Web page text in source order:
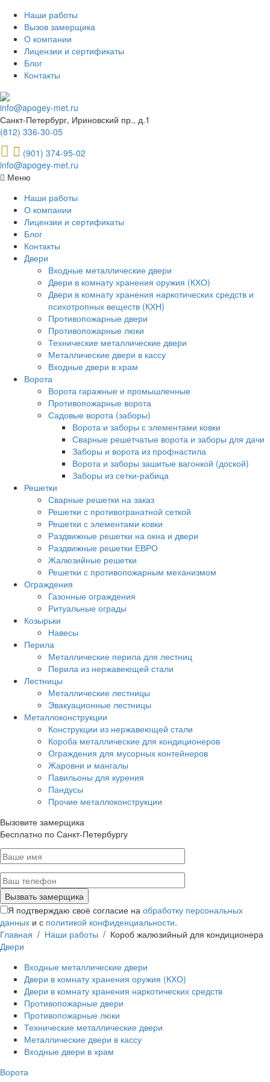
Наши работы
Вызов замерщика
О компании
Лицензии и сертификаты
Блог
Контакты
info@apogey-met.ru
Санкт-Петербург, Ириновский пр., д.1
(812) 336-30-05
(901) 374-95-02
info@apogey-met.ru
Меню
Наши работы
О компании
Лицензии и сертификаты
Блог
Контакты
Двери
Входные металлические двери
Двери в комнату хранения оружия (КХО)
Двери в комнату хранения наркотических средств и
психотропных веществ (КХН)
Противопожарные двери
Противопожарные люки
Технические металлические двери
Металлические двери в кассу
Входные двери в храм
Ворота
Ворота гаражные и промышленные
Противопожарные ворота
Садовые ворота (заборы)
Ворота и заборы с элементами ковки
Сварные решетчатые ворота и заборы для дачи
Заборы и ворота из профнастила
Ворота и заборы зашитые вагонкой (доской)
Заборы из сетки-рабица
Решетки
Сварные решетки на заказ
Решетки с противогранатной сеткой
Решетки с элементами ковки
Раздвижные решетки на окна и двери
Раздвижные решетки ЕВРО
Жалюзийные решетки
Решетки с противопожарным механизмом
Ограждения
Газонные ограждения
Ритуальные ограды
Козырьки
Навесы
Перила
Металлические перила для лестниц
Перила из нержавеющей стали
Лестницы
Металлические лестницы
Эвакуационные лестницы
Металлоконструкции
Конструкции из нержавеющей стали
Короба металлические для кондиционеров
Ограждения для мусорных контейнеров
Жаровни и мангалы
Павильоны для курения
Пандусы
Прочие металлоконструкции
Вызовите замерщика
Бесплатно по Санкт-Петербургу
Я подтверждаю своё согласие на обработку персональных
данных и с политикой конфиденциальности.
Главная / Наши работы / Короб жалюзийный для кондиционера
Двери
Входные металлические двери
Двери в комнату хранения оружия (КХО)
Двери в комнату хранения наркотических средств
Противопожарные двери
Противопожарные люки
Технические металлические двери
Металлические двери в кассу
Входные двери в храм
Ворота